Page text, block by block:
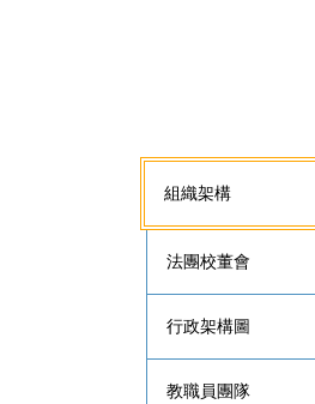
組織架構
法團校董會
行政架構圖
教職員團隊